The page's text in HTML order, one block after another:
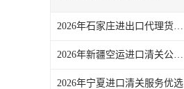
2026年石家庄进出口代理货运服务参考：东方君创全链路代理解析
2026年新疆空运进口清关公司参考，东方君创进出口（北京）有限公司服务解析
2026年宁夏进口清关服务优选